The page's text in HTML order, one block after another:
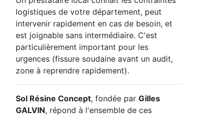
logistiques de votre département, peut
intervenir rapidement en cas de besoin, et
est joignable sans intermédiaire. C'est
particulièrement important pour les
urgences (fissure soudaine avant un audit,
zone à reprendre rapidement).
Sol Résine Concept, fondée par Gilles
GALVIN, répond à l'ensemble de ces